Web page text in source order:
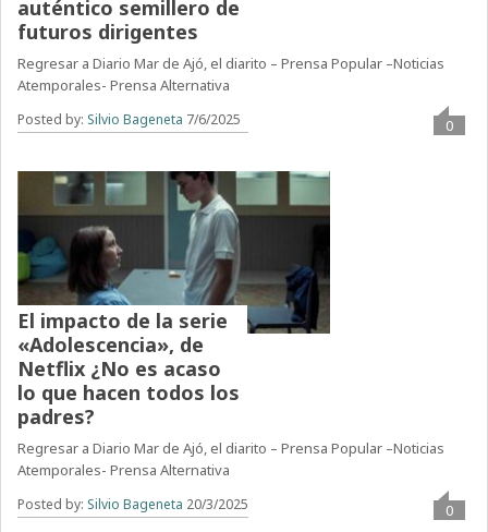
auténtico semillero de
futuros dirigentes
Regresar a Diario Mar de Ajó, el diarito – Prensa Popular –Noticias
Atemporales- Prensa Alternativa
Posted by: Silvio Bageneta 7/6/2025 0
El impacto de la serie
«Adolescencia», de
Netflix ¿No es acaso
lo que hacen todos los
padres?
Regresar a Diario Mar de Ajó, el diarito – Prensa Popular –Noticias
Atemporales- Prensa Alternativa
Posted by: Silvio Bageneta 20/3/2025 0